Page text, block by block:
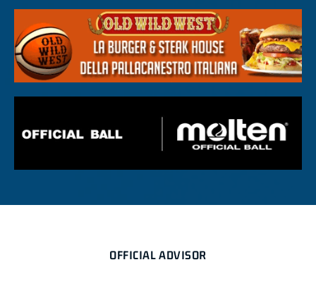
OFFICIAL ADVISOR